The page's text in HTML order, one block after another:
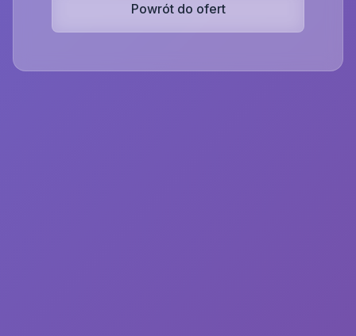
Powrót do ofert